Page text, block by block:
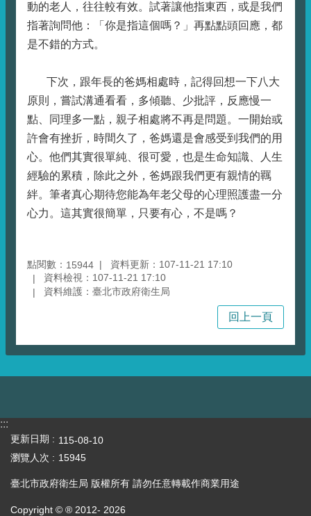
動的老人，往往較有效。試著讓他指東西，或是我們
指著詢問他：「你是指這個嗎？」再點點頭回應，都
是不錯的方式。
下次，跟年長的爸媽相處時，記得回想一下八大
原則，嘗試溝通看看，多傾聽、少批評，反應慢一
點、同理多一點，親子相處將不再是問題。一開始或
許會有挫折，時間久了，爸媽還是會感受到我們的用
心。他們其實很單純、很可愛，也是生命知識、人生
經驗的累積，除此之外，爸媽跟我們更有親情的羈
絆。筆者真心期待您能為年老父母的心理照護盡一分
心力。這其實很簡單，只要有心，不是嗎？
點閱數： 15944
資料更新：107-11-21 17:10
資料檢視：107-11-21 17:10
資料維護：臺北市政府衛生局
回上一頁
:::
更新日期
115-08-10
瀏覽人次
15945
臺北市政府衛生局 版權所有 請勿任意轉載作商業用途
Copyright © ® 2012- 2026